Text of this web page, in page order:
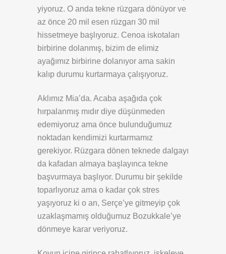
yiyoruz. O anda tekne rüzgara dönüyor ve
az önce 20 mil esen rüzgarı 30 mil
hissetmeye başlıyoruz. Cenoa iskotaları
birbirine dolanmış, bizim de elimiz
ayağımız birbirine dolanıyor ama sakin
kalıp durumu kurtarmaya çalışıyoruz.
Aklımız Mia’da. Acaba aşağıda çok
hırpalanmış mıdır diye düşünmeden
edemiyoruz ama önce bulunduğumuz
noktadan kendimizi kurtarmamız
gerekiyor. Rüzgara dönen teknede dalgayı
da kafadan almaya başlayınca tekne
başvurmaya başlıyor. Durumu bir şekilde
toparlıyoruz ama o kadar çok stres
yaşıyoruz ki o an, Serçe’ye gitmeyip çok
uzaklaşmamış olduğumuz Bozukkale’ye
dönmeye karar veriyoruz.